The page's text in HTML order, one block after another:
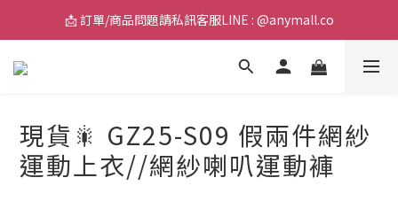
📩 訂單/商品問題請私訊客服LINE : @anymall.co
📩 訂單/商品問題請私訊客服LINE : @anymall.co
🚚 全館滿$2000超取免運 / $3800宅配免運
現貨🎇 GZ25-S09 假兩件網紗
運動上衣//網紗喇叭運動褲